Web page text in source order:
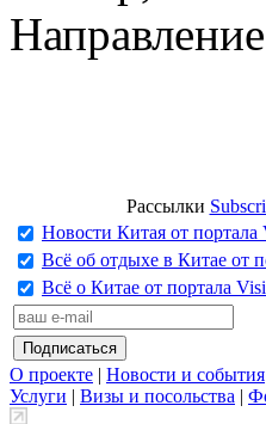
Рассылки
Новости Китая от портала
Всё об отдыхе в Китае от
Всё о Китае от портала
О проекте | Новости и события
Услуги | Визы и посольства |